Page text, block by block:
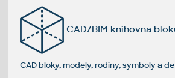
CAD/BIM knihovna
CAD bloky, modely, rodiny, symboly a